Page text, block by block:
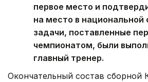
первое место и
на место в национальной
задачи, поставленные
чемпионатом, были
главный тренер.
Окончательный состав сборной